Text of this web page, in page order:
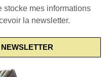
stocke mes informations
la newsletter.